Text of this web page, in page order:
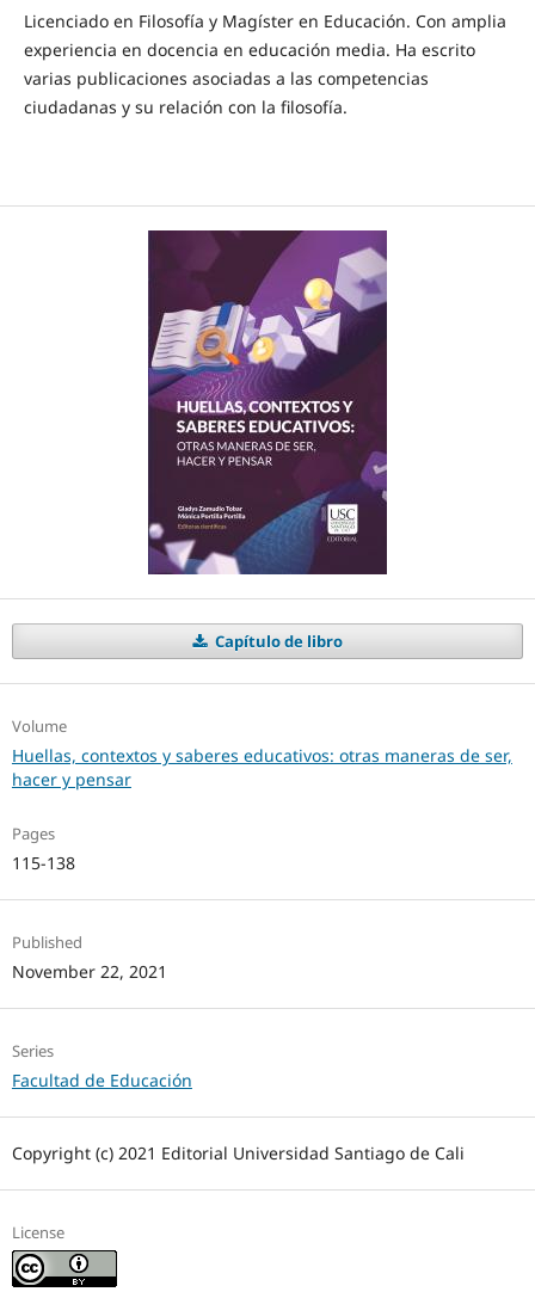
Licenciado en Filosofía y Magíster en Educación. Con amplia
experiencia en docencia en educación media. Ha escrito
varias publicaciones asociadas a las competencias
ciudadanas y su relación con la filosofía.
Capítulo de libro
Volume
Huellas, contextos y saberes educativos: otras maneras de ser,
hacer y pensar
Pages
115-138
Published
November 22, 2021
Series
Facultad de Educación
Copyright (c) 2021 Editorial Universidad Santiago de Cali
License